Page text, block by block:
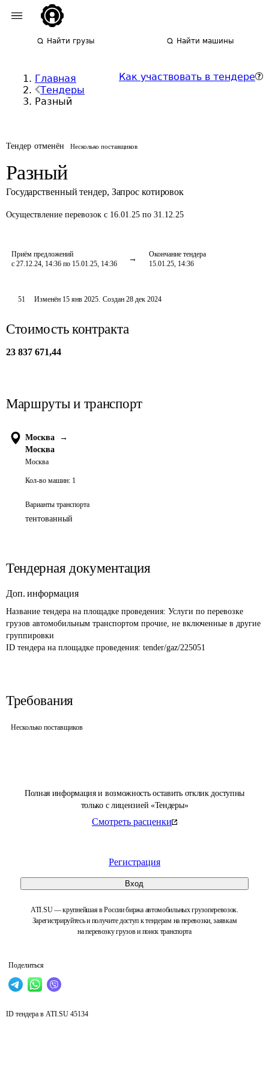
Найти грузы Найти машины
Главная
Тендеры
Разный
Как участвовать в тендере
Тендер отменён Несколько поставщиков
Разный
Государственный тендер, Запрос котировок
Осуществление перевозок с 16.01.25 по 31.12.25
Приём предложений
с 27.12.24, 14:36 по 15.01.25, 14:36
Окончание тендера
15.01.25, 14:36
Полная информация и возможность оставить отклик доступны
только с лицензией «Тендеры»
Смотреть расценки
Регистрация
Вход
ATI.SU — крупнейшая в России биржа автомобильных грузоперевозок.
Зарегистрируйтесь и получите доступ к тендерам на перевозки, заявкам
на перевозку грузов и поиск транспорта
Поделиться
51 Изменён 15 янв 2025. Создан 28 дек 2024
Стоимость контракта
23 837 671,44
Маршруты и транспорт
Москва
→
Москва
Москва
Кол-во машин: 1
Варианты транспорта
тентованный
Тендерная документация
Доп. информация
Название тендера на площадке проведения: Услуги по перевозке
грузов автомобильным транспортом прочие, не включенные в другие
группировки
ID тендера на площадке проведения: tender/gaz/225051
Требования
Несколько поставщиков
ID тендера в ATI.SU 45134